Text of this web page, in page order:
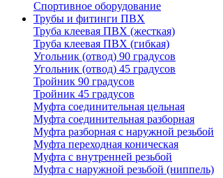
Спортивное оборудование
Трубы и фитинги ПВХ
Труба клеевая ПВХ (жесткая)
Труба клеевая ПВХ (гибкая)
Угольник (отвод) 90 градусов
Угольник (отвод) 45 градусов
Тройник 90 градусов
Тройник 45 градусов
Муфта соединительная цельная
Муфта соединительная разборная
Муфта разборная с наружной резьбой
Муфта переходная коническая
Муфта с внутренней резьбой
Муфта с наружной резьбой (ниппель)